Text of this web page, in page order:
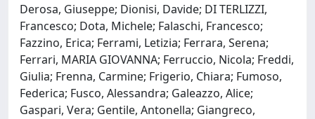
Derosa, Giuseppe; Dionisi, Davide; DI TERLIZZI,
Francesco; Dota, Michele; Falaschi, Francesco;
Fazzino, Erica; Ferrami, Letizia; Ferrara, Serena;
Ferrari, MARIA GIOVANNA; Ferruccio, Nicola; Freddi,
Giulia; Frenna, Carmine; Frigerio, Chiara; Fumoso,
Federica; Fusco, Alessandra; Galeazzo, Alice;
Gaspari, Vera; Gentile, Antonella; Giangreco,